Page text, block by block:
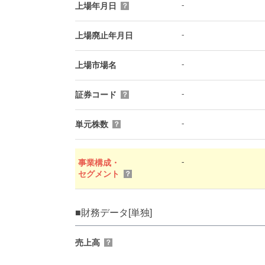
上場年月日 ？ -
上場廃止年月日 -
上場市場名 -
証券コード ？ -
単元株数 ？ -
事業構成・
セグメント
？
-
■財務データ[単独]
売上高 ？